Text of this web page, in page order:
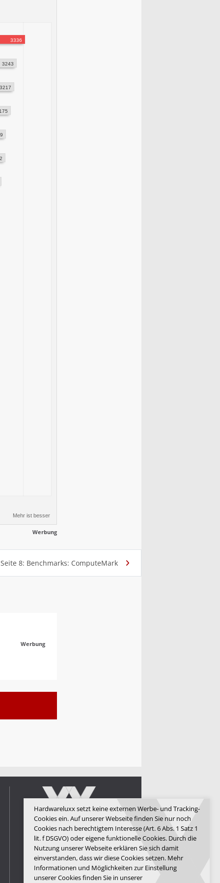
3336
3243
3217
Mehr ist besser
Werbung
Seite 8: Benchmarks: ComputeMark
Werbung
Hardwareluxx setzt keine externen Werbe- und Tracking-
Cookies ein. Auf unserer Webseite finden Sie nur noch
Cookies nach berechtigtem Interesse (Art. 6 Abs. 1 Satz 1
lit. f DSGVO) oder eigene funktionelle Cookies. Durch die
Nutzung unserer Webseite erklären Sie sich damit
einverstanden, dass wir diese Cookies setzen. Mehr
Informationen und Möglichkeiten zur Einstellung
unserer Cookies finden Sie in unserer
Hardwareluxx Media GmbH
© Copyright 2026 Hardwareluxx
Media GmbH